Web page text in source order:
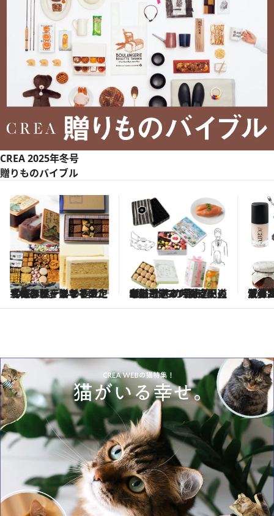
CREA 2025年冬号
贈りものバイブル
2025.2.27
老舗ホテルの総支配人が厳選する「間違いのないビジネスギフト」5選 誰もが喜ぶ“王道中の王道”の手土産は…？ 2025.2.27
予算2000円台でも「センスの良いギフト」が買える！ ハンドタオルもネイル美容液も、“お手頃だけど質の高いもの”を選ぶなら？ 料理家・長谷川あかりさんが